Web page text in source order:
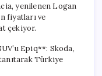
yenilenen Logan
fiyatları ve
çekiyor.
Epiq**: Skoda,
Türkiye